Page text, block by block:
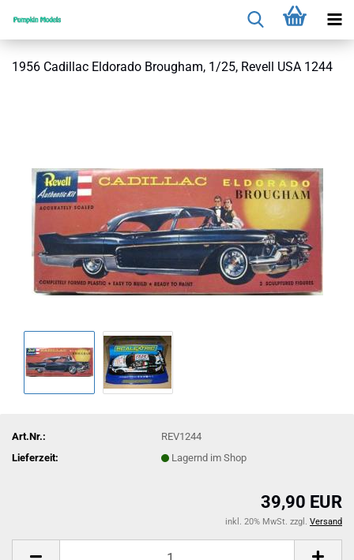
1956 Cadillac Eldorado Brougham, 1/25, Revell USA 1244
Art.Nr.:
REV1244
Lieferzeit:
Lagernd im Shop
39,90 EUR
inkl. 20% MwSt. zzgl. Versand